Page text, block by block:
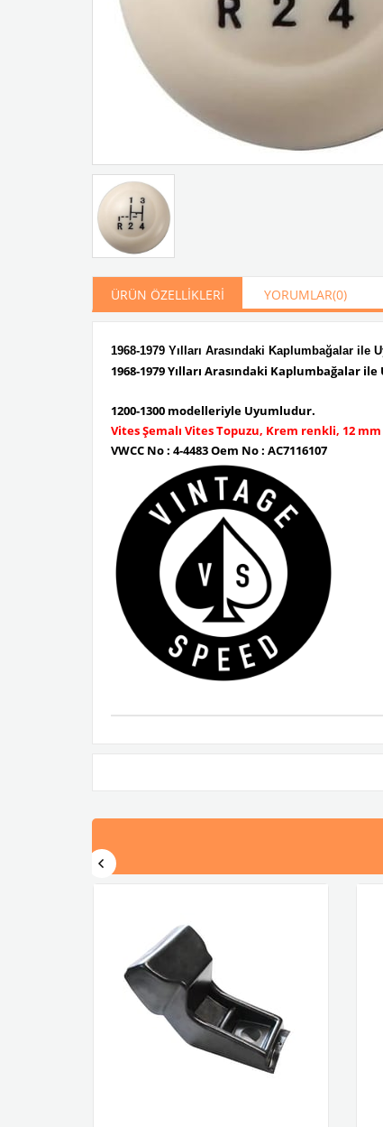
ÜRÜN ÖZELLIKLERI YORUMLAR(0)
1968-1979 Yılları Arasındaki Kaplumbağalar ile
1968-1979 Yılları Arasındaki Kaplumbağalar
1200-1300 modelleriyle Uyumludur.
Vites Şemalı Vites Topuzu, Krem renkli, 12 mm
VWCC No : 4-4483 Oem No : AC7116107